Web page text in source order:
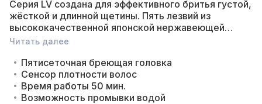
Серия LV создана для эффективного бритья густой,
жёсткой и длинной щетины. Пять лезвий из
высококачественной японской нержавеющей
стали обеспечивают быстрое и качественное
давление на кожу, что обеспечивает более
бережное бритьё и сводит к минимуму
раздражение кожи.
Читать далее
Пятисеточная бреющая головка
Сенсор плотности волос
Время работы 50 мин.
Возможность промывки водой